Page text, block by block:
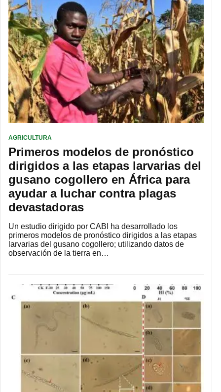
AGRICULTURA
Primeros modelos de pronóstico
dirigidos a las etapas larvarias del
gusano cogollero en África para
ayudar a luchar contra plagas
devastadoras
Un estudio dirigido por CABI ha desarrollado los
primeros modelos de pronóstico dirigidos a las etapas
larvarias del gusano cogollero; utilizando datos de
observación de la tierra en…